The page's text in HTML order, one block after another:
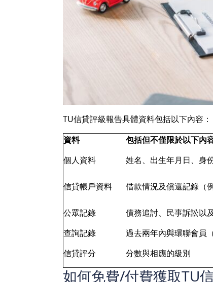
TU信貸評級報告具體資料包括以下內容：
資料
包括但不僅限於以下內
個人資料
姓名、出生年月日、身
信貸帳戶資料 借款情況及償還記錄（
公眾記錄
債務追討、民事訴訟以
查詢記錄
過去兩年內與環聯會員
信貸評分
分數與相應的級別
如何免費/付費獲取TU